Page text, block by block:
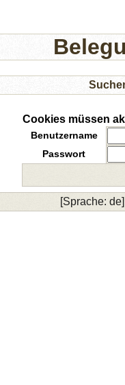
Cookies müssen
Benutzername
Passwort
[Sprache: